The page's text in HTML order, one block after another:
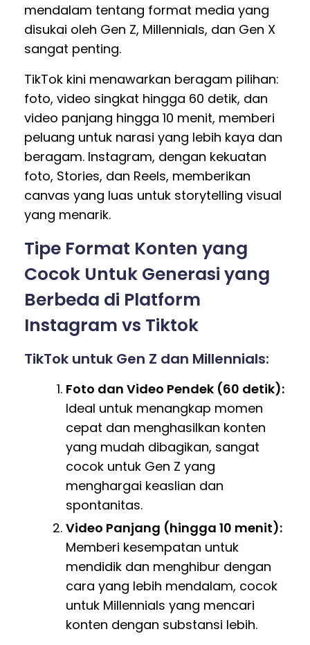
mendalam tentang format media yang
disukai oleh Gen Z, Millennials, dan Gen X
sangat penting.
TikTok kini menawarkan beragam pilihan:
foto, video singkat hingga 60 detik, dan
video panjang hingga 10 menit, memberi
peluang untuk narasi yang lebih kaya dan
beragam. Instagram, dengan kekuatan
foto, Stories, dan Reels, memberikan
canvas yang luas untuk storytelling visual
yang menarik.
Tipe Format Konten yang
Cocok Untuk Generasi yang
Berbeda di Platform
Instagram vs Tiktok
TikTok untuk Gen Z dan Millennials:
Foto dan Video Pendek (60 detik):
Ideal untuk menangkap momen
cepat dan menghasilkan konten
yang mudah dibagikan, sangat
cocok untuk Gen Z yang
menghargai keaslian dan
spontanitas.
Video Panjang (hingga 10 menit):
Memberi kesempatan untuk
mendidik dan menghibur dengan
cara yang lebih mendalam, cocok
untuk Millennials yang mencari
konten dengan substansi lebih.